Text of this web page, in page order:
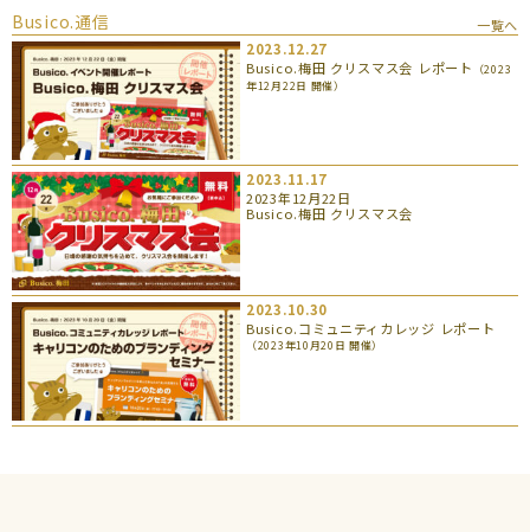
Busico.通信
一覧へ
2023.12.27
Busico.梅田 クリスマス会 レポート
（2023
年12月22日 開催）
2023.11.17
2023年12月22日
Busico.梅田 クリスマス会
2023.10.30
Busico.コミュニティカレッジ レポート
（2023年10月20日 開催）